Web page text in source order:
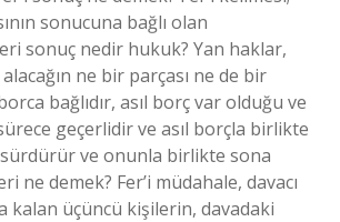
sonucuna bağlı olan
sonuç nedir hukuk? Yan haklar,
ne bir parçası ne de bir
​​bağlıdır, asıl borç var olduğu ve
geçerlidir ve asıl borçla birlikte
sürdürür ve onunla birlikte sona
ne demek? Fer’i müdahale, davacı
kalan üçüncü kişilerin, davadaki